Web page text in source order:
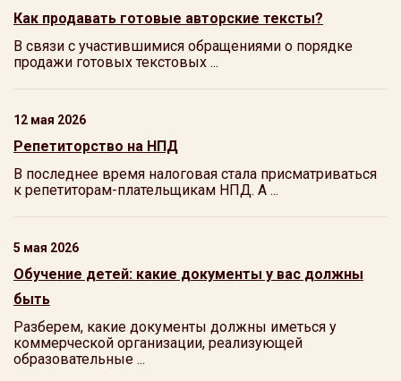
Как продавать готовые авторские тексты?
В связи с участившимися обращениями о порядке
продажи готовых текстовых ...
12 мая 2026
Репетиторство на НПД
В последнее время налоговая стала присматриваться
к репетиторам-плательщикам НПД. А ...
5 мая 2026
Обучение детей: какие документы у вас должны
быть
Разберем, какие документы должны иметься у
коммерческой организации, реализующей
образовательные ...